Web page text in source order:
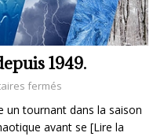
1949.
fermés
un tournant dans la saison
avant se [Lire la